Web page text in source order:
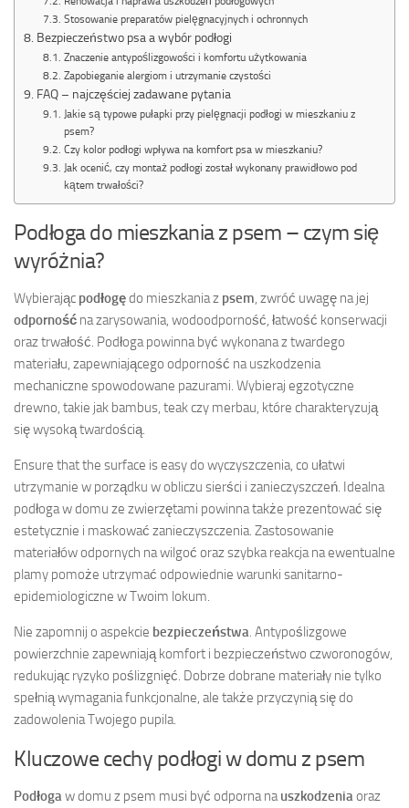
Stosowanie preparatów pielęgnacyjnych i ochronnych
Bezpieczeństwo psa a wybór podłogi
Znaczenie antypoślizgowości i komfortu użytkowania
Zapobieganie alergiom i utrzymanie czystości
FAQ – najczęściej zadawane pytania
Jakie są typowe pułapki przy pielęgnacji podłogi w mieszkaniu z
psem?
Czy kolor podłogi wpływa na komfort psa w mieszkaniu?
Jak ocenić, czy montaż podłogi został wykonany prawidłowo pod
kątem trwałości?
Podłoga do mieszkania z psem – czym się
wyróżnia?
Wybierając podłogędo mieszkania z psem , zwróć uwagę na jej
odporność na zarysowania, wodoodporność, łatwość konserwacji
oraz trwałość. Podłoga powinna być wykonana z twardego
materiału, zapewniającego odporność na uszkodzenia
mechaniczne spowodowane pazurami. Wybieraj egzotyczne
drewno, takie jak bambus, teak czy merbau, które charakteryzują
się wysoką twardością.
Ensure that the surface is easy do wyczyszczenia, co ułatwi
utrzymanie w porządku w obliczu sierści i zanieczyszczeń. Idealna
podłoga w domu ze zwierzętami powinna także prezentować się
estetycznie i maskować zanieczyszczenia. Zastosowanie
materiałów odpornych na wilgoć oraz szybka reakcja na ewentualne
plamy pomoże utrzymać odpowiednie warunki sanitarno-
epidemiologiczne w Twoim lokum.
Nie zapomnij o aspekcie bezpieczeństwa . Antypoślizgowe
powierzchnie zapewniają komfort i bezpieczeństwo czworonogów,
redukując ryzyko poślizgnięć. Dobrze dobrane materiały nie tylko
spełnią wymagania funkcjonalne, ale także przyczynią się do
zadowolenia Twojego pupila.
Kluczowe cechy podłogi w domu z psem
Podłoga w domu z psem musi być odporna na uszkodzenia oraz